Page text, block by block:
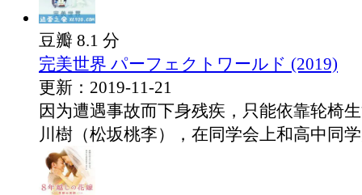
豆瓣 8.1 分
完美世界 パーフェクトワールド (2019)
更新：2019-11-21
因为遭遇事故而下身残疾，只能依靠轮椅
川樹（松坂桃李），在同学会上和高中同